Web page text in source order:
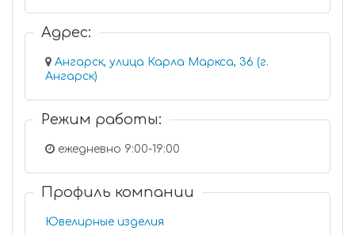
Адрес:
Ангарск, улица Карла Маркса, 36 (г.
Ангарск)
Режим работы:
ежедневно 9:00-19:00
Профиль компании
Ювелирные изделия